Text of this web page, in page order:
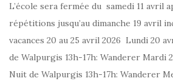
L’école sera fermée du samedi 11 avril
répétitions jusqu’au dimanche 19 avril
vacances 20 au 25 avril 2026 Lundi 20
de Walpurgis 13h-17h: Wanderer Mardi
Nuit de Walpurgis 13h-17h: Wanderer